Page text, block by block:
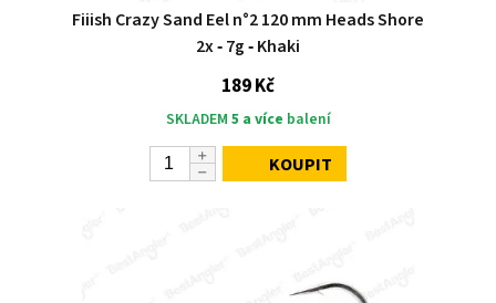
Fiiish Crazy Sand Eel n°2 120 mm Heads Shore
2x ‑ 7g ‑ Khaki
189 Kč
SKLADEM 5 a více balení
KOUPIT